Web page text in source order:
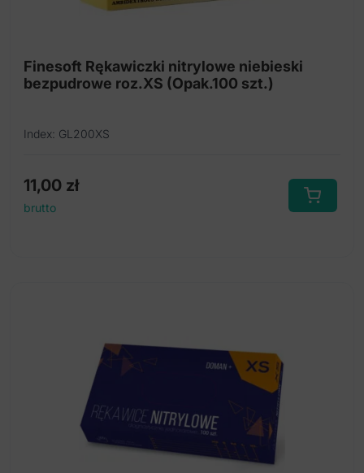
Torebki do sterylizacji
Finesoft Rękawiczki nitrylowe niebieski
bezpudrowe roz.XS (Opak.100 szt.)
Index: GL200XS
11,00 zł
brutto